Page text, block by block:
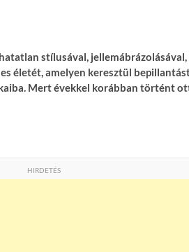
stílusával,
életét, amelyen keresztül
Mert évekkel korábban történt
HIRDETÉS